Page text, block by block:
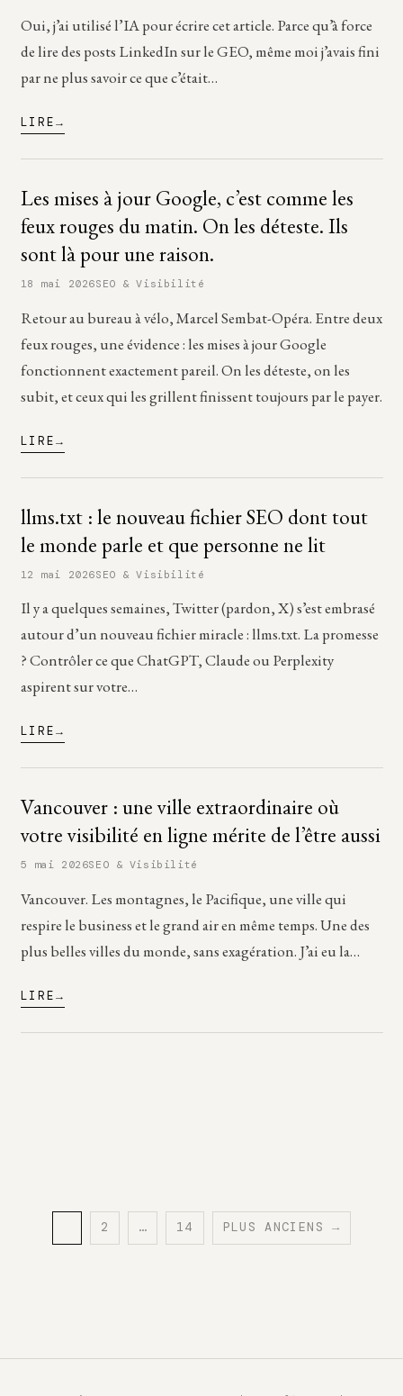
Oui, j’ai utilisé l’IA pour écrire cet article. Parce qu’à force
de lire des posts LinkedIn sur le GEO, même moi j’avais fini
par ne plus savoir ce que c’était…
LIRE
Les mises à jour Google, c’est comme les
feux rouges du matin. On les déteste. Ils
sont là pour une raison.
18 mai 2026SEO & Visibilité
Retour au bureau à vélo, Marcel Sembat-Opéra. Entre deux
feux rouges, une évidence : les mises à jour Google
fonctionnent exactement pareil. On les déteste, on les
subit, et ceux qui les grillent finissent toujours par le payer.
LIRE
llms.txt : le nouveau fichier SEO dont tout
le monde parle et que personne ne lit
12 mai 2026SEO & Visibilité
Il y a quelques semaines, Twitter (pardon, X) s’est embrasé
autour d’un nouveau fichier miracle : llms.txt. La promesse
? Contrôler ce que ChatGPT, Claude ou Perplexity
aspirent sur votre…
LIRE
Vancouver : une ville extraordinaire où
votre visibilité en ligne mérite de l’être aussi
5 mai 2026SEO & Visibilité
Vancouver. Les montagnes, le Pacifique, une ville qui
respire le business et le grand air en même temps. Une des
plus belles villes du monde, sans exagération. J’ai eu la…
LIRE
Pagination
PAGE PAGE
2 … PAGE
14 PLUS ANCIENS →